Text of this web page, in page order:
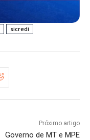
sicredi
Próximo artigo
Governo de MT e MPE